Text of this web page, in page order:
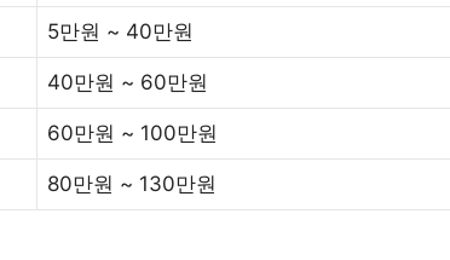
5만원 ~ 40만원
40만원 ~ 60만원
60만원 ~ 100만원
80만원 ~ 130만원